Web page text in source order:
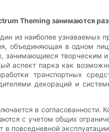
Theming занимаются
из наиболее узнаваемых
объединяющая в одном
занимающиеся
аспект парка как
транспортных
декораций и
в согласованности.
с учетом общих
повседневной